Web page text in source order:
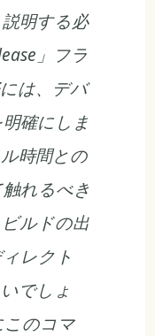
明する必
」フラ
は、デバ
確にしま
時間との
れるべき
ルドの出
レクト
でしょ
このコマ